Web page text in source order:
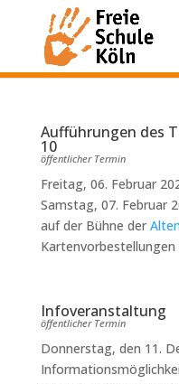
Aufführungen des
10
öffentlicher Termin
Freitag, 06. Februar
Samstag, 07. Februar
auf der Bühne der
Kartenvorbestellungen
Infoveranstaltung
öffentlicher Termin
Donnerstag, den 11.